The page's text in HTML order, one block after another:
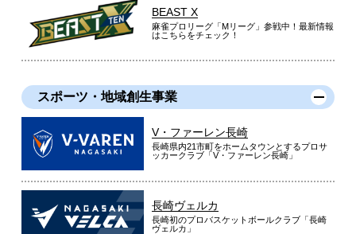
BEAST X
麻雀プロリーグ「Mリーグ」参戦中！最新情報
はこちらをチェック！
スポーツ・地域創生事業
V・ファーレン長崎
長崎県内21市町をホームタウンとするプロサ
ッカークラブ「V・ファーレン長崎」
長崎ヴェルカ
長崎初のプロバスケットボールクラブ「長崎
ヴェルカ」